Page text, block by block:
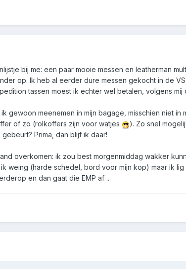
bij me: een paar mooie messen en leatherman
op. Ik heb al eerder dure messen gekocht in de
tassen moest ik echter wel betalen, volgens mij
gewoon meenemen in mijn bagage, misschien niet
of zo (rolkoffers zijn voor watjes
). Zo snel
Prima, dan blijf ik daar!
overkomen: ik zou best morgenmiddag wakker
weing (harde schedel, bord voor mijn kop) maar ik
en dan gaat die EMP af ...